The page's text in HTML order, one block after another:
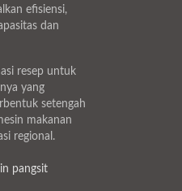
efisiensi,
dan
resep untuk
yang
setengah
makanan
regional.
pangsit